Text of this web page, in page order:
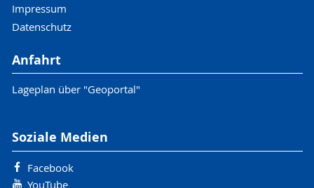
Impressum
Datenschutz
Anfahrt
Lageplan über "Geoportal"
Soziale Medien
Facebook
YouTube